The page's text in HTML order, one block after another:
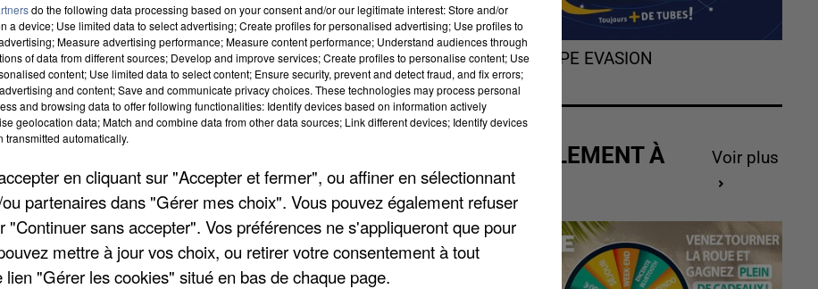
vaccinal complet recevra une place de cinéma.
avec votre Pass sanitaire, un justificatif de
de retirer ses places jusqu'au 31 décembre prochain.
rouvrira ses portes, lui, le 5 octobre prochain. Plus
L'HOROSCOPE EVASION
ACTUELLEMENT À
GAGNER
Voir plus
do the following data processing based on your consent and/or our legitimate interest: Store and/or
a device; Use limited data to select advertising; Create profiles for personalised advertising; Use profiles to
Measure advertising performance; Measure content performance; Understand audiences through
of data from different sources; Develop and improve services; Create profiles to personalise content; Use
content; Use limited data to select content; Ensure security, prevent and detect fraud, and fix errors;
and content; Save and communicate privacy choices. These technologies may process personal
and browsing data to offer following functionalities: Identify devices based on information actively
geolocation data; Match and combine data from other data sources; Link different devices; Identify devices
transmitted automatically.
en cliquant sur "Accepter et fermer", ou affiner en sélectionnant
partenaires dans "Gérer mes choix". Vous pouvez également refuser
"Continuer sans accepter". Vos préférences ne s'appliqueront que pour
mettre à jour vos choix, ou retirer votre consentement à tout
lien "Gérer les cookies" situé en bas de chaque page.